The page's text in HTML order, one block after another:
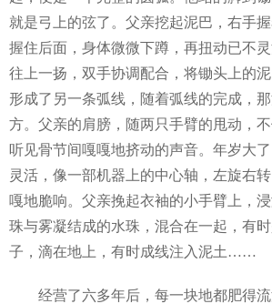
就是弓上的弦了。父亲挖起泥巴，右手
握住后面，身体微微下蹲，再扭动已不
往上一扬，双手协调配合，将锄头上的
形成了另一条弧线，随着弧线的完成，
方。父亲的肩膀，随两只手臂的甩动，
听见骨节间嘎嘎地挤动的声音。年岁大
灵活，像一部机器上的中心轴，左旋右
嘎地脆响。父亲挽起衣袖的小手臂上，
珠与雾凝结成的水珠，混合在一起，有
子，滴在地上，有时成线注入泥土……
经营了六多年后，每一块地都肥得流